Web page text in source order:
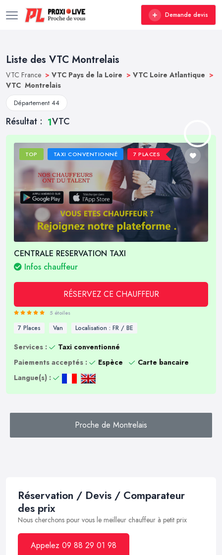
Demande devis
Liste des VTC Montrelais
VTC France > VTC Pays de la Loire > VTC Loire Atlantique >
VTC Montrelais
Département 44
Résultat : 1VTC
TOP TAXI CONVENTIONNÉ 7 PLACES
CENTRALE RESERVATION TAXI
Infos chauffeur
RÉSERVEZ CE CHAUFFEUR
5 étoiles
7 Places Van Localisation : FR / BE
Services :
Taxi conventionné
Paiements acceptés :
Espèce
Carte bancaire
Langue(s) :
Proche de Montrelais
Réservation / Devis / Comparateur
des prix
Nous cherchons pour vous le meilleur chauffeur à petit prix
Appelez 09 88 29 01 98